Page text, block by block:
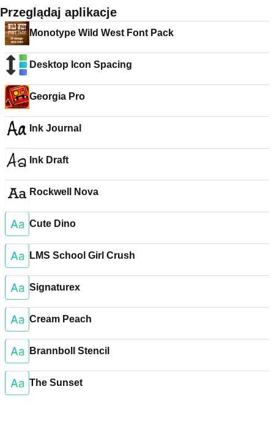
Przeglądaj aplikacje
Monotype Wild West Font Pack
Desktop Icon Spacing
Georgia Pro
Ink Journal
Ink Draft
Rockwell Nova
Cute Dino
LMS School Girl Crush
Signaturex
Cream Peach
Brannboll Stencil
The Sunset